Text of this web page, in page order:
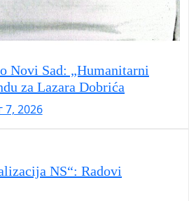
Novi Sad: „Humanitarni
za Lazara Dobrića
7, 2026
NS“: Radovi